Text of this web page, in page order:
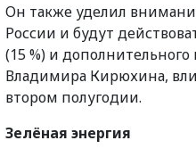
Он также уделил
России и будут
(15 %) и
Владимира Кирюхина,
втором полугодии.
Зелёная энергия